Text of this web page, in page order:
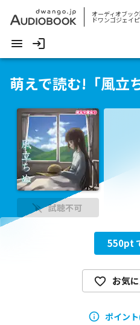
オーディオブッ
ドワンゴジェイ
萌えで読む!「風立
試聴不可
550pt
お気
ポイン